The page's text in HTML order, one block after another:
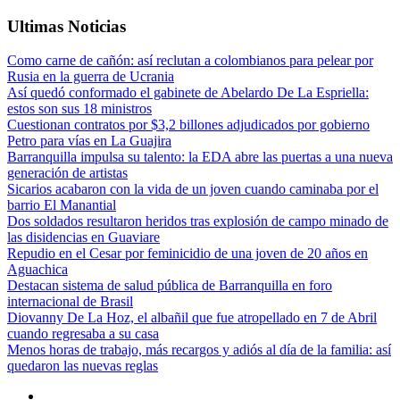
Ultimas Noticias
Como carne de cañón: así reclutan a colombianos para pelear por
Rusia en la guerra de Ucrania
Así quedó conformado el gabinete de Abelardo De La Espriella:
estos son sus 18 ministros
Cuestionan contratos por $3,2 billones adjudicados por gobierno
Petro para vías en La Guajira
Barranquilla impulsa su talento: la EDA abre las puertas a una nueva
generación de artistas
Sicarios acabaron con la vida de un joven cuando caminaba por el
barrio El Manantial
Dos soldados resultaron heridos tras explosión de campo minado de
las disidencias en Guaviare
Repudio en el Cesar por feminicidio de una joven de 20 años en
Aguachica
Destacan sistema de salud pública de Barranquilla en foro
internacional de Brasil
Diovanny De La Hoz, el albañil que fue atropellado en 7 de Abril
cuando regresaba a su casa
Menos horas de trabajo, más recargos y adiós al día de la familia: así
quedaron las nuevas reglas